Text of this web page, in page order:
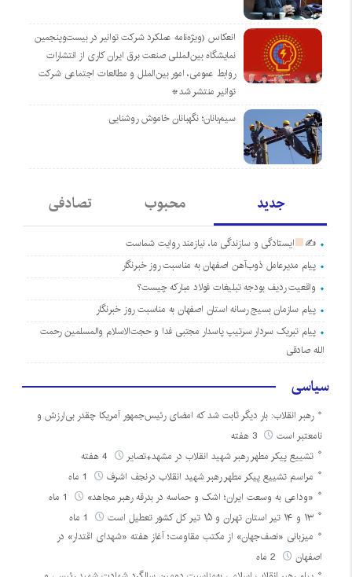
انعکاس (ویژه‌نامه عملکرد شرکت توانیر در بیست‌وپنجمین
نمایشگاه بین‌المللی صنعت برق ایران کاری از انتشارات
روابط عمومی، امور بین‌الملل و مطالعات اجتماعی شرکت
توانیر منتشر شد*
سیم‌بانان؛ نگهبانان خاموش روشنایی
جدید محبوب تصادفی
✍
ایستادگی و سازندگی ما، نیازمند روایت شماست
پیام مدیرعامل ذوب‌آهن اصفهان به مناسبت روز خبرنگار
واقعیت ردیف بودجه تبلیغات فولاد مبارکه چیست؟
پیام سازمان بسیج رسانه استان اصفهان به مناسبت روز خبرنگار
پیام تبریک سردار سرتیپ پاسدار مجتبی فدا و حجت‌الاسلام والمسلمین رحمت
الله صادقی
سیاسی
رهبر انقلاب: بار دیگر ثابت شد که امضای رئیس‌جمهور آمریکا چقدر بی‌ارزش و
نامعتبر است
3 هفته
تشییع پیکر مطهر رهبر شهید انقلاب در مشهد+تصایر
مراسم تشییع پیکر مطهر رهبر شهید انقلاب درنجف اشرف
«وداعی به وسعت ایران؛ اشک و حماسه در بدرقه رهبر مجاهد»
۱۳ و ۱۴ تیر استان تهران و ۱۵ تیر کل کشور تعطیل است
میزبانی «نصف‌جهان» از مکتب مقاومت؛ آغاز هفته «شهدای اقتدار» در
اصفهان